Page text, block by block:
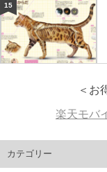
15
＜お
楽天モバ
カテゴリー